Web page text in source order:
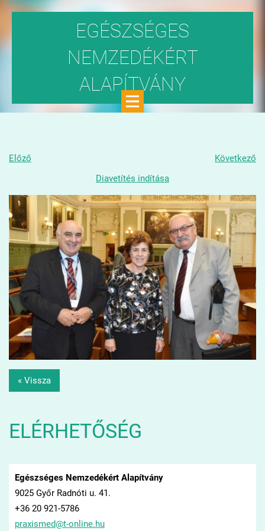
EGÉSZSÉGES
NEMZEDÉKÉRT
ALAPÍTVÁNY
Előző
Következő
Diavetítés indítása
« Vissza
ELÉRHETŐSÉG
Egészséges Nemzedékért Alapítvány
9025 Győr Radnóti u. 41.
+36 20 921-5786
praxismed@t-online.hu